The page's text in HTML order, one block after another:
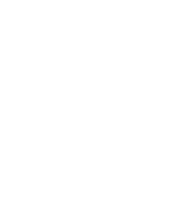
aquí para hacer
para ofrecerte en
exterior para autos
proyectos y
tenemos para